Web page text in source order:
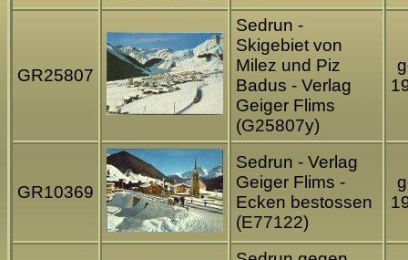
GR25807
Sedrun -
Skigebiet von
Milez und Piz
Badus - Verlag
Geiger Flims
(G25807y)
GR10369
Sedrun - Verlag
Geiger Flims -
Ecken bestossen
(E77122)